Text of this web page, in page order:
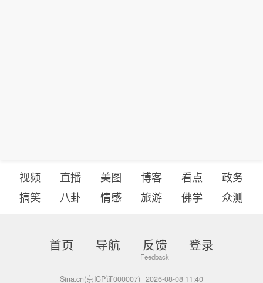
视频 直播 美图 博客 看点
政务
搞笑
八卦 情感 旅游 佛学 众测
首页 导航 反馈 登录
Sina.cn(京ICP证000007) 2026-08-08 11:40